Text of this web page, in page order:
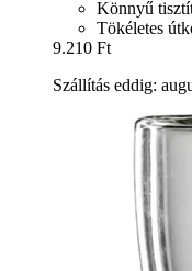
Könnyű
Tökéletes
9.210 Ft
Szállítás eddig: